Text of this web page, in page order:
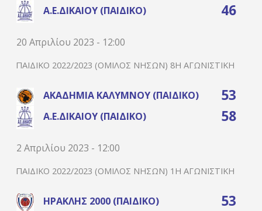
Α.Ε.ΔΙΚΑΊΟΥ (ΠΑΙΔΙΚΌ) 46
20 Απριλίου 2023 - 12:00
ΠΑΙΔΙΚΌ 2022/2023 (ΌΜΙΛΟΣ ΝΉΣΩΝ) 8Η ΑΓΩΝΙΣΤΙΚΉ
ΑΚΑΔΗΜΊΑ ΚΑΛΎΜΝΟΥ (ΠΑΙΔΙΚΌ) 53
Α.Ε.ΔΙΚΑΊΟΥ (ΠΑΙΔΙΚΌ) 58
2 Απριλίου 2023 - 12:00
ΠΑΙΔΙΚΌ 2022/2023 (ΌΜΙΛΟΣ ΝΉΣΩΝ) 1Η ΑΓΩΝΙΣΤΙΚΉ
ΗΡΑΚΛΉΣ 2000 (ΠΑΙΔΙΚΌ) 53